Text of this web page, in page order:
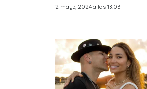
2 mayo, 2024 a las 18:03